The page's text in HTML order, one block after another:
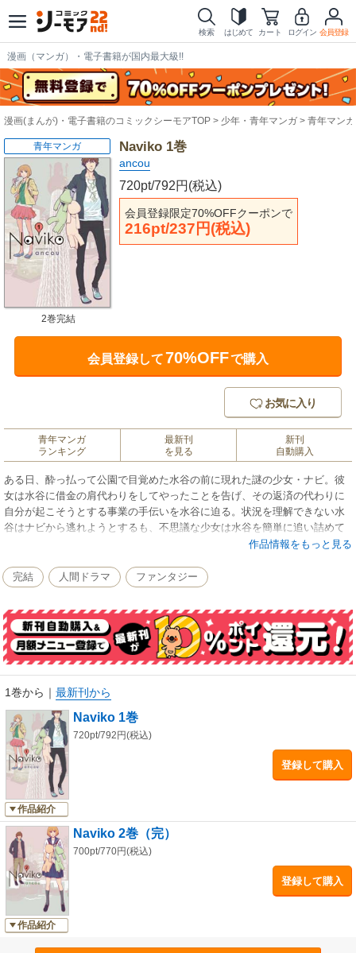
検索 はじめて カート ログイン 会員登録
漫画（マンガ）・電子書籍が国内最大級!!
漫画(まんが)・電子書籍のコミックシーモアTOP 少年・青年マンガ 青年マンガ
Naviko 1巻
ancou
720pt/792円(税込)
会員登録限定70%OFFクーポンで
216pt/237円(税込)
青年マンガ
2巻完結
会員登録して70%OFFで購入
お気に入り
青年マンガ
ランキング
最新刊
を見る
新刊
自動購入
ある日、酔っ払って公園で目覚めた水谷の前に現れた謎の少女・ナビ。彼
女は水谷に借金の肩代わりをしてやったことを告げ、その返済の代わりに
自分が起こそうとする事業の手伝いを水谷に迫る。状況を理解できない水
谷はナビから逃れようとするも、不思議な少女は水谷を簡単に追い詰めて
いく……。そしてはじまる二人の不思議なビジネスとは？ ちょっと不思
作品情報をもっと見る
完結 人間ドラマ ファンタジー
1巻から ｜ 最新刊から
作品紹介
Naviko 1巻
720pt/792円(税込)
登録して購入
作品紹介
Naviko 2巻（完）
700pt/770円(税込)
登録して購入